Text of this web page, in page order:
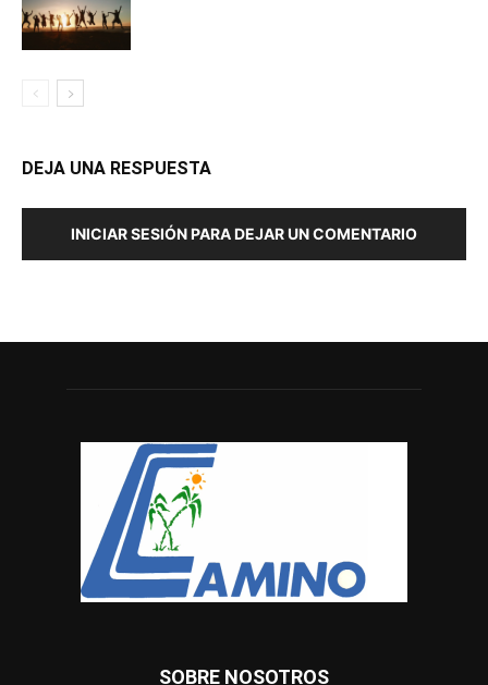
DEJA UNA RESPUESTA
INICIAR SESIÓN PARA DEJAR UN COMENTARIO
SOBRE NOSOTROS